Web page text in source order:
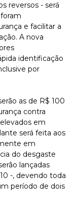
reversos - será
e facilitar a
A nova
identificação
por
as de R$ 100
contra
em
será feita aos
em
do desgaste
lançadas
-, devendo toda
período de dois